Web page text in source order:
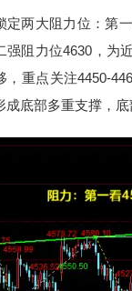
大阻力位：第一
阻力位4630，为
重点关注4450-
底部多重支撑，底